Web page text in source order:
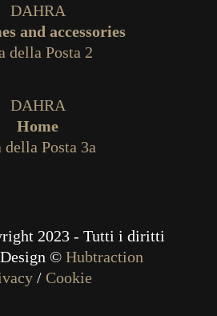
DAHRA
and accessories
della Posta 2
DAHRA
Home
della Posta 3a
2023 - Tutti i diritti
© Hubtraction
/ Cookie